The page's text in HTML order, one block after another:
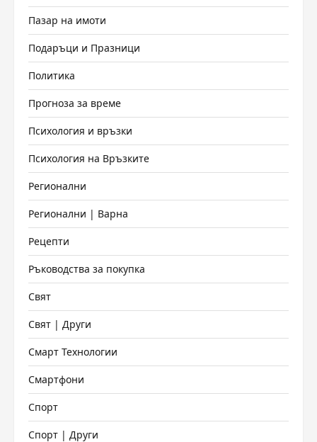
Пазар на имоти
Подаръци и Празници
Политика
Прогноза за време
Психология и връзки
Психология на Връзките
Регионални
Регионални | Варна
Рецепти
Ръководства за покупка
Свят
Свят | Други
Смарт Технологии
Смартфони
Спорт
Спорт | Други